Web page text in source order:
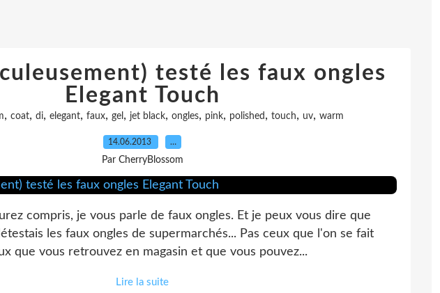
testé les faux ongles
Elegant Touch
, coat, di, elegant, faux, gel, jet black, ongles, pink, polished , touch, uv, warm
14.06.2013 …
Par CherryBlossom
compris, je vous parle de faux ongles. Et je peux vous dire que
les faux ongles de supermarchés... Pas ceux que l'on se fait
que vous retrouvez en magasin et que vous pouvez...
Lire la suite